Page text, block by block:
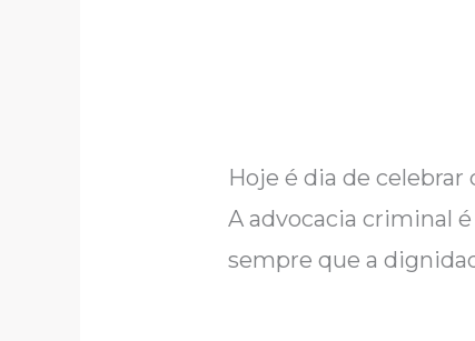
Hoje é dia de
A advocacia criminal
sempre que a